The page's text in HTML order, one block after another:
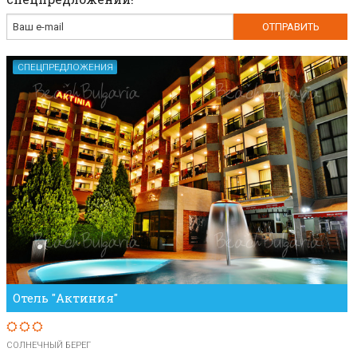
СПЕЦПРЕДЛОЖЕНИЯ
Отель "Актиния"
СОЛНЕЧНЫЙ БЕРЕГ